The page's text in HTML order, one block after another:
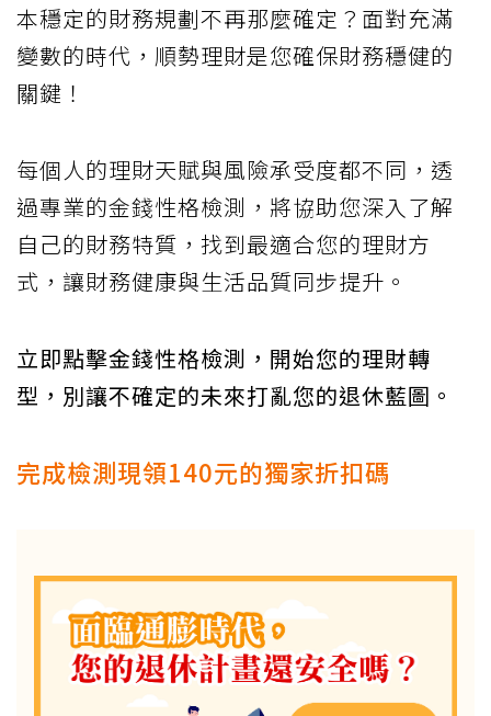
本穩定的財務規劃不再那麼確定？面對充滿
變數的時代，順勢理財是您確保財務穩健的
關鍵！
每個人的理財天賦與風險承受度都不同，透
過專業的金錢性格檢測，將協助您深入了解
自己的財務特質，找到最適合您的理財方
式，讓財務健康與生活品質同步提升。
立即點擊金錢性格檢測，開始您的理財轉
型，別讓不確定的未來打亂您的退休藍圖。
完成檢測現領140元的獨家折扣碼